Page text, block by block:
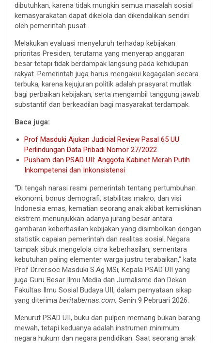
dibutuhkan, karena tidak mungkin semua masalah sosial
kemasyarakatan dapat dikelola dan dikendalikan sendiri
oleh pemerintah pusat.
Melakukan evaluasi menyeluruh terhadap kebijakan
prioritas Presiden, terutama yang menyerap anggaran
besar tetapi tidak berdampak langsung pada kehidupan
rakyat. Pemerintah juga harus mengakui kegagalan secara
terbuka, karena kejujuran politik adalah prasyarat mutlak
bagi perbaikan kebijakan, serta mengambil tanggung jawab
substantif dan berkeadilan bagi masyarakat terdampak.
Baca juga:
Prof Masduki Ajukan Judicial Review Pasal 65 UU
Perlindungan Data Pribadi Nomor 27/2022
Pusham dan PSAD UII: Anggota Kabinet Merah Putih
Inkompetensi dan Inkonsistensi
“Di tengah narasi resmi pemerintah tentang pertumbuhan
ekonomi, bonus demografi, stabilitas makro, dan visi
Indonesia emas, kematian seorang anak akibat kemiskinan
ekstrem menunjukkan adanya jurang besar antara
gambaran keberhasilan kebijakan yang disimbolkan dengan
statistik capaian pemerintah dan realitas sosial. Negara
tampak sibuk mengelola citra keberhasilan, sementara
kebutuhan paling elementer warga justru terabaikan,” kata
Prof Dr.rer.soc Masduki S.Ag MSi, Kepala PSAD UII yang
juga Guru Besar Ilmu Media dan Jurnalisme dan Dekan
Fakultas Ilmu Sosial Budaya UII, dalam pernyataan sikap
yang diterima beritabernas.com, Senin 9 Pebruari 2026.
Menurut PSAD UII, buku dan pulpen memang bukan barang
mewah, tetapi keduanya adalah instrumen minimum
negara hukum dan negara pendidikan. Saat seorang anak